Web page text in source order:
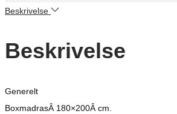
Beskrivelse
Beskrivelse
Generelt
BoxmadrasÂ 180×200Â cm.